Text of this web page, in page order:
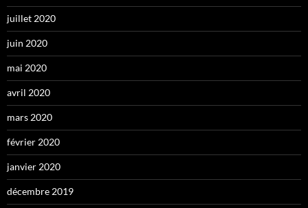
juillet 2020
juin 2020
mai 2020
avril 2020
mars 2020
février 2020
janvier 2020
décembre 2019